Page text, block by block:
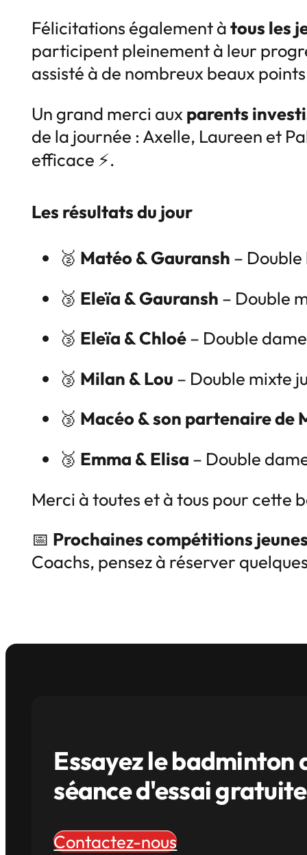
Félicitations également àtous les
participent pleinement à leur
assisté à de nombreux beaux
Un grand merci auxparents
de la journée : Axelle, Laureen et
efficace ⚡.
Les résultats du jour
🥈 Matéo & Gauransh –
🥉 Eleïa & Gauransh – Double
🥉 Eleïa & Chloé– Double
🥉 Milan & Lou – Double mixte
🥉 Macéo & son partenaire de
🥉 Emma & Elisa – Double
Merci à toutes et à tous pour cette
📅 Prochaines compétitions
Coachs, pensez à réserver
Essayez le
séance d'essai
Contactez-nous